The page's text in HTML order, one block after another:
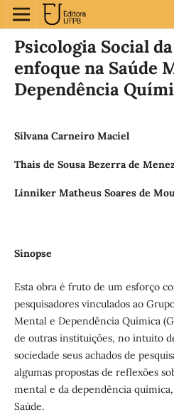
Psicologia Social
enfoque na Saúde
Dependência
Silvana Carneiro Maciel
Thais de Sousa Bezerra de
Linniker Matheus Soares de
Sinopse
Esta obra é fruto de um esforço
pesquisadores vinculados ao
Mental e Dependência Química
de outras instituições, no intuito
sociedade seus achados de
algumas propostas de reflexões
mental e da dependência
Saúde.